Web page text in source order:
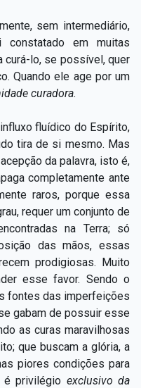
sem intermediário,
em muitas
curá-lo, se possível, quer
Quando ele age por um
curadora.
fluídico do Espírito,
tira de si mesmo. Mas
da palavra, isto é,
completamente ante
raros, porque essa
requer um conjunto de
na Terra; só
das mãos, essas
prodigiosas. Muito
esse favor. Sendo o
fontes das imperfeições
gabam de possuir esse
as curas maravilhosas
que buscam a glória, a
piores condições para
é privilégio exclusivo da